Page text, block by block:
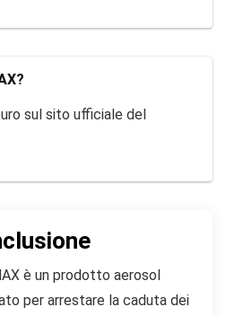
sul sito ufficiale del
è un prodotto aerosol
per arrestare la caduta dei